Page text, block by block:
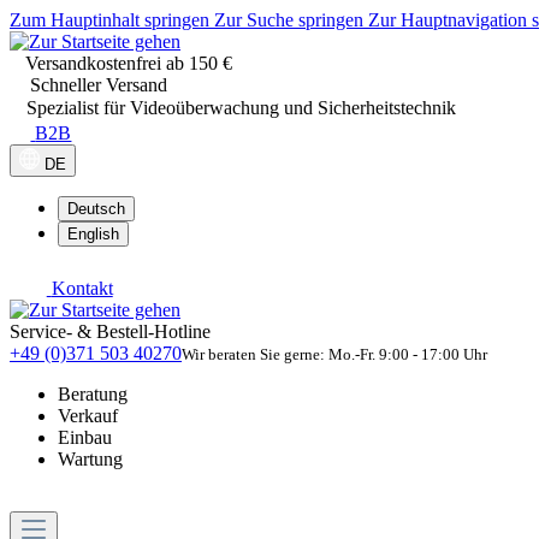
Zum Hauptinhalt springen Zur Suche springen Zur Hauptnavigation
Versandkostenfrei ab 150 €
Schneller Versand
Spezialist für Videoüberwachung und Sicherheitstechnik
B2B
DE
Deutsch
English
Kontakt
Service- & Bestell-Hotline
+49 (0)371 503 40270Wir beraten Sie gerne: Mo.-Fr. 9:00 - 17:00 Uhr
Beratung
Verkauf
Einbau
Wartung